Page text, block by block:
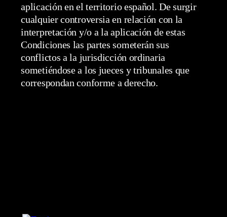
aplicación en el territorio español. De surgir
cualquier controversia en relación con la
interpretación y/o a la aplicación de estas
Condiciones las partes someterán sus
conflictos a la jurisdicción ordinaria
sometiéndose a los jueces y tribunales que
correspondan conforme a derecho.